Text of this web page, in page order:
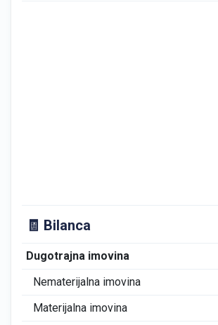
🧾 Bilanca
Dugotrajna imovina
Nematerijalna imovina
Materijalna imovina